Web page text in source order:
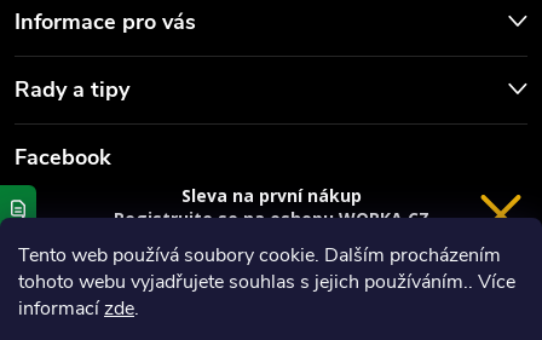
Tento web používá soubory cookie. Dalším procházením
tohoto webu vyjadřujete souhlas s jejich používáním.. Více
informacízde.
Informace pro vás
Rady a tipy
Facebook
Sleva na první nákup
Registrujte se na eshopu WORKA.CZ
sleva 100 Kč* na nákup je Vaše.
Registrace
VRÁCENÍ 14 DNÍ